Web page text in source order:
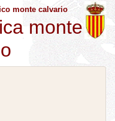
monte calvario
monte